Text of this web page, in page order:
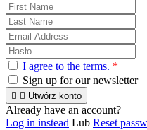
I agree to the terms. *
Sign up for our newsletter
  Utwórz konto
Already have an account?
Log in instead Lub Reset